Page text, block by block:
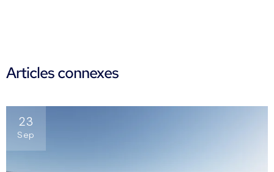
Articles connexes
23
Sep